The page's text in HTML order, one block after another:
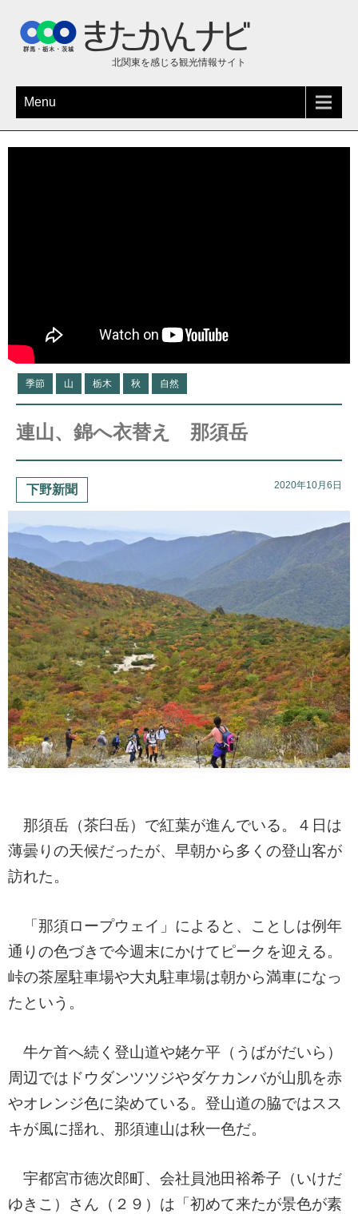
北関東を感じる観光情報サイト
Menu
季節 山 栃木 秋 自然
連山、錦へ衣替え 那須岳
下野新聞 2020年10月6日
那須岳（茶臼岳）で紅葉が進んでいる。４日は
薄曇りの天候だったが、早朝から多くの登山客が
訪れた。
「那須ロープウェイ」によると、ことしは例年
通りの色づきで今週末にかけてピークを迎える。
峠の茶屋駐車場や大丸駐車場は朝から満車になっ
たという。
牛ケ首へ続く登山道や姥ケ平（うばがだいら）
周辺ではドウダンツツジやダケカンバが山肌を赤
やオレンジ色に染めている。登山道の脇ではスス
キが風に揺れ、那須連山は秋一色だ。
宇都宮市徳次郎町、会社員池田裕希子（いけだ
ゆきこ）さん（２９）は「初めて来たが景色が素